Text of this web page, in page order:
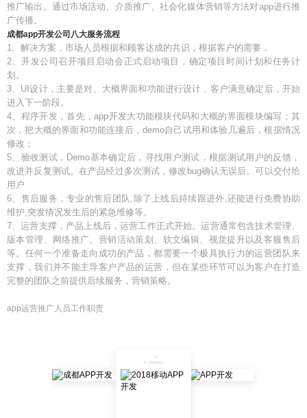
推广输出。通过市场活动、介质推广、社会化媒体营销等方法对app进行推
广传播。
成都app开发公司八大服务流程
1、解决方案，市场人员根据和顾客达成的共识，根据客户的需要，
2、开发公司召开项目启动会正式启动项目，确定项目时间计划和任务计
划。
3、UI设计，主要是对、大概界面和功能进行设计，客户满意确定后，开始
进入下一阶段。
4、程序开发，首先，app开发大功能模块代码和大概的界面模块编写；其
次，把大概的界面和功能连接后，demo自己试用和体验几遍后，根据情况
修改；
5、验收测试，Demo基本确定后，寻找用户测试，根据测试用户的反馈，
改进并反复测试。在产品经过多次测试，修改bug确认无误后。可以交付给
用户
6、售后服务，专业的售后团队,除了上线后持续跟进外,还能进行免费协助
维护,突发情况发生后的紧急维修等。
7、运营支撑，产品上线后，运营工作正式开始。运营通常包含技术管理、
版本管理、网络推广、营销活动策划、软文编辑、视觉提升以及客服售后
等。任何一个准备走向成功的产品，都需要一个极具执行力的运营团队来
支撑，我们并不能主导客户产品的运营，但在某些环节可以为客户在打造
完整的团队之前提供后续服务，营销策略。
app运营推广人员工作职责